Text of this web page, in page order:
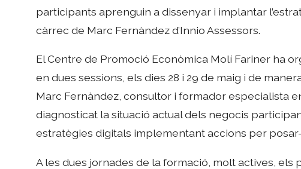
participants aprenguin a dissenyar i implantar
càrrec de Marc Fernàndez d’Innio Assessors.
El Centre de Promoció Econòmica Molí Fariner ha
en dues sessions, els dies 28 i 29 de maig i de
Marc Fernàndez, consultor i formador especialista
diagnosticat la situació actual dels negocis
estratègies digitals implementant accions per
A les dues jornades de la formació, molt actives,